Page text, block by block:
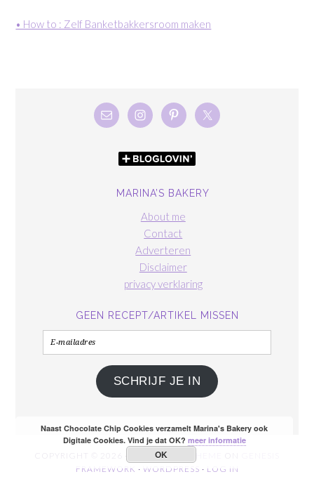
• How to : Zelf Banketbakkersroom maken
MARINA’S BAKERY
About me
Contact
Adverteren
Disclaimer
privacy verklaring
GEEN RECEPT/ARTIKEL MISSEN
E-
mailadres
SCHRIJF JE IN
COPYRIGHT © 2026 · FOODIE PRO THEME
FRAMEWORK · WORDPRESS · LOG IN
Naast Chocolate Chip Cookies verzamelt Marina's Bakery ook
Digitale Cookies. Vind je dat OK? meer informatie
OK